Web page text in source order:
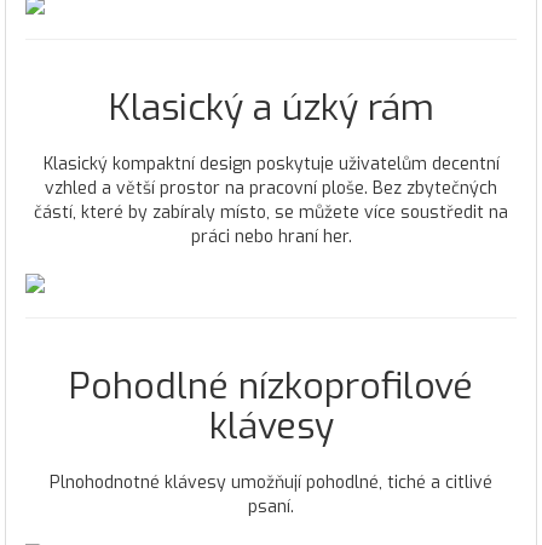
Klasický a úzký rám
Klasický kompaktní design poskytuje uživatelům decentní
vzhled a větší prostor na pracovní ploše. Bez zbytečných
částí, které by zabíraly místo, se můžete více soustředit na
práci nebo hraní her.
Pohodlné nízkoprofilové
klávesy
Plnohodnotné klávesy umožňují pohodlné, tiché a citlivé
psaní.